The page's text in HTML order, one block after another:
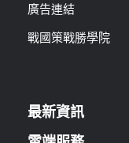
廣告連結
戰國策戰勝學院
最新資訊